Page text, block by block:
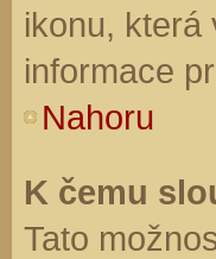
ikonu, která
informace
Nahoru
K čemu
Tato